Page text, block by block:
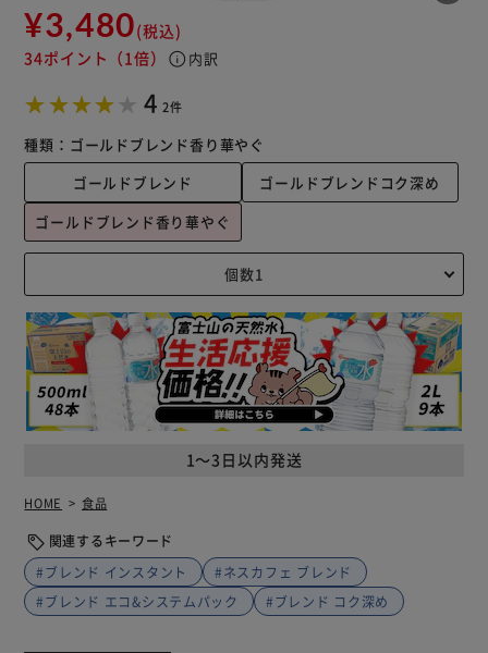
¥3,480(税込)
34ポイント （1倍） info 内訳
4 2件
種類： ゴールドブレンド香り華やぐ
ゴールドブレンド
ゴールドブレンドコク深め
ゴールドブレンド香り華やぐ
1～3日以内発送
HOME 食品
関連するキーワード
#ブレンド インスタント
#ネスカフェ ブレンド
#ブレンド エコ&システムパック
#ブレンド コク深め